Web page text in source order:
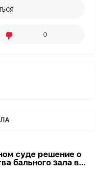
0
суде решение о
бального зала в